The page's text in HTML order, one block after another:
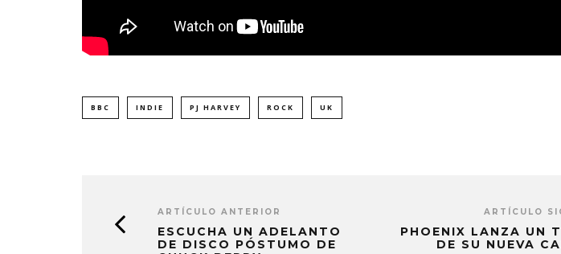
BBC INDIE PJ HARVEY ROCK UK
ARTÍCULO ANTERIOR
ESCUCHA UN ADELANTO
DE DISCO PÓSTUMO DE
ARTÍCULO
PHOENIX LANZA UN
DE SU NUEVA